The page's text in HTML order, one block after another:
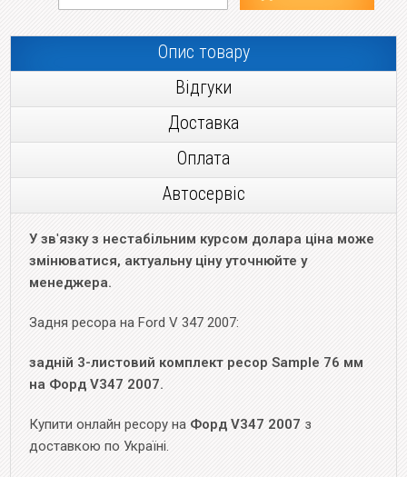
Опис товару
Відгуки
Доставка
Оплата
Автосервіс
У зв'язку з нестабільним курсом долара ціна може
змінюватися, актуальну ціну уточнюйте у
менеджера.
Задня ресора на Ford V 347 2007:
задній 3-листовий комплект ресор Sample 76 мм
на Форд V347 2007.
Купити онлайн ресору на Форд V347 2007 з
доставкою по Україні.